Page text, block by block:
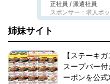
正社員 / 派遣社員
スポンサー：求人ボ
姉妹サイト
【ステーキ
スープバー付
ーポンを公